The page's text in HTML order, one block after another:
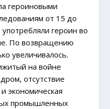
героиновыми
от 15 до
героин во
По возвращению
увеличивалось.
на войне
отсутствие
экономическая
промышленных